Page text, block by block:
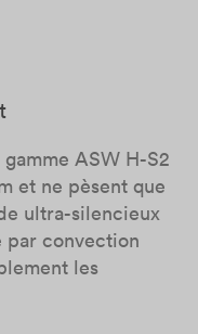
ASW H-S2
et ne pèsent que
ultra-silencieux
par convection
les